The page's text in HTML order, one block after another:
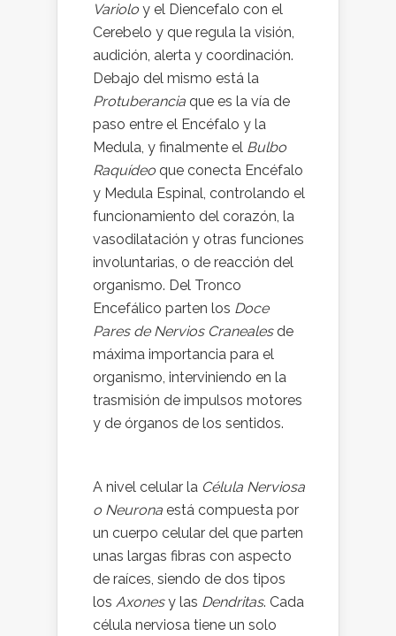
Variolo y el Diencefalo con el
Cerebelo y que regula la visión,
audición, alerta y coordinación.
Debajo del mismo está la
Protuberancia que es la vía de
paso entre el Encéfalo y la
Medula, y finalmente el Bulbo
Raquídeo que conecta Encéfalo
y Medula Espinal, controlando el
funcionamiento del corazón, la
vasodilatación y otras funciones
involuntarias, o de reacción del
organismo. Del Tronco
Encefálico parten los Doce
Pares de Nervios Cranealesde
máxima importancia para el
organismo, interviniendo en la
trasmisión de impulsos motores
y de órganos de los sentidos.
A nivel celular la Célula Nerviosa
o Neurona está compuesta por
un cuerpo celular del que parten
unas largas fibras con aspecto
de raíces, siendo de dos tipos
los Axonesy las Dendritas. Cada
célula nerviosa tiene un solo